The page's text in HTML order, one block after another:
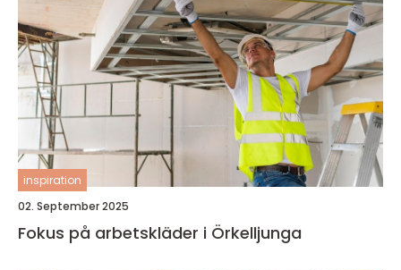
inspiration
02. September 2025
Fokus på arbetskläder i Örkelljunga